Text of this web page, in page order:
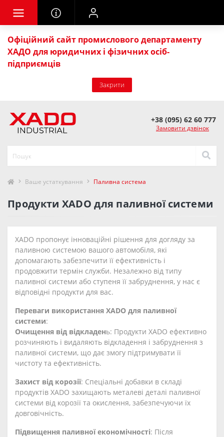
Офіційний сайт промислового департаменту
ХАДО для юридичних і фізичних осіб-
підприємців
Закрити
+38 (095) 62 60 777
Замовити дзвінок
Ваше устаткування Паливна система
Продукти XADO для паливної системи
XADO пропонує інноваційні рішення для догляду за
паливною системою вашого автомобіля, які
допомагають забезпечити її ефективність і
продовжити термін служби. Незалежно від типу
паливної системи або ступеня її забруднення, у нас є
відповідні продукти для вас.
Переваги використання XADO для паливної
системи:
Очищення від відкладень: Продукти XADO ефективно
розчиняють і видаляють відкладення і забруднення з
паливної системи, що дає змогу підтримувати її
чистоту та ефективність.
Захист від корозії: Спеціальні добавки в складі
продуктів XADO захищають металеві деталі паливної
системи від корозії та окислення, забезпечуючи їх
довговічність.
Підвищення паливної економічності: Після